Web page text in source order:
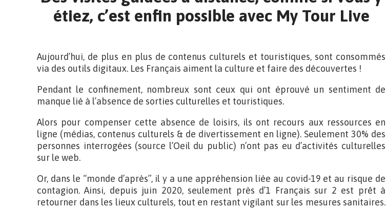
étiez, c’est enfin possible avec My Tour Live
Aujourd’hui, de plus en plus de contenus culturels et touristiques, sont consommés
via des outils digitaux. Les Français aiment la culture et faire des découvertes !
Pendant le confinement, nombreux sont ceux qui ont éprouvé un sentiment de
manque lié à l’absence de sorties culturelles et touristiques.
Alors pour compenser cette absence de loisirs, ils ont recours aux ressources en
ligne (médias, contenus culturels & de divertissement en ligne). Seulement 30% des
personnes interrogées (source l’Oeil du public) n’ont pas eu d’activités culturelles
sur le web.
Or, dans le “monde d’après”, il y a une appréhension liée au covid-19 et au risque de
contagion. Ainsi, depuis juin 2020, seulement près d’1 Français sur 2 est prêt à
retourner dans les lieux culturels, tout en restant vigilant sur les mesures sanitaires.